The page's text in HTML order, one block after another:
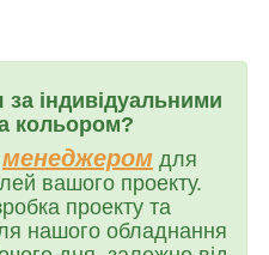
індивідуальними
кольором?
менеджером для
вашого проекту.
проекту та
нашого обладнання